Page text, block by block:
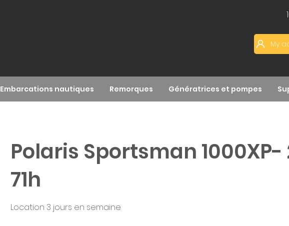
My
Embarcations nautiques Remorques Génératrices et pompes
Polaris Sportsman 1000XP-
71h
Location 3 jours en semaine